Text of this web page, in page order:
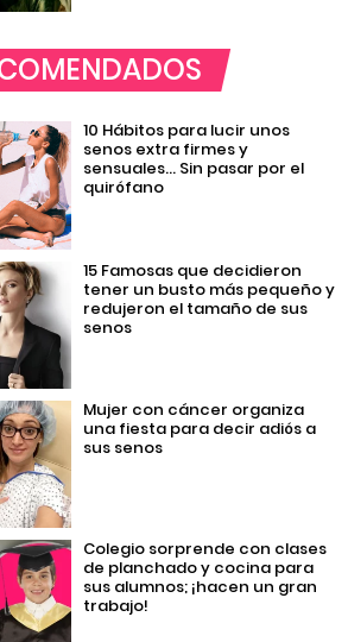
10 Hábitos para lucir unos
senos extra firmes y
sensuales… Sin pasar por el
quirófano
15 Famosas que decidieron
tener un busto más pequeño y
redujeron el tamaño de sus
senos
Mujer con cáncer organiza
una fiesta para decir adiós a
sus senos
Colegio sorprende con clases
de planchado y cocina para
sus alumnos; ¡hacen un gran
trabajo!